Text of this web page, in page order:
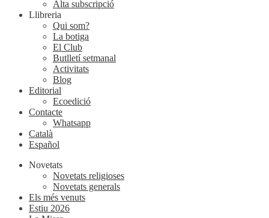
Alta subscripció
Llibreria
Qui som?
La botiga
El Club
Butlletí setmanal
Activitats
Blog
Editorial
Ecoedició
Contacte
Whatsapp
Català
Español
Novetats
Novetats religioses
Novetats generals
Els més venuts
Estiu 2026